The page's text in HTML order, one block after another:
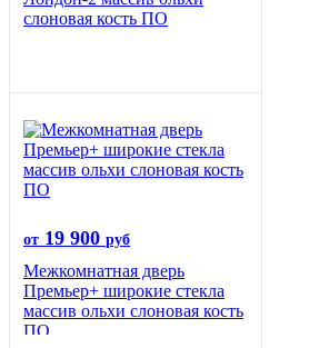
слоновая кость ПО
от 19 900 руб
Межкомнатная дверь
Премьер+ широкие стекла
массив ольхи слоновая кость
ПО